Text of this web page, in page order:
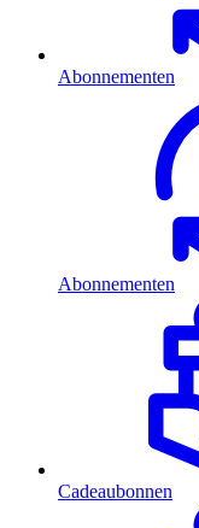
Abonnementen
Abonnementen
Cadeaubonnen